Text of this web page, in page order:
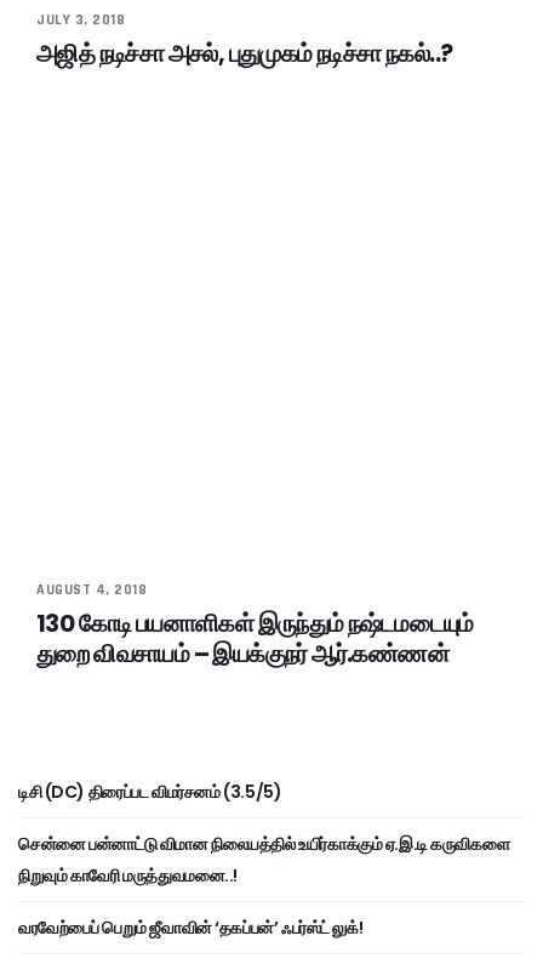
JULY 3, 2018
அஜித் நடிச்சா அசல், புதுமுகம் நடிச்சா நகல்..?
AUGUST 4, 2018
130 கோடி பயனாளிகள் இருந்தும் நஷ்டமடையும்
துறை விவசாயம் – இயக்குநர் ஆர்.கண்ணன்
டிசி (DC) திரைப்பட விமர்சனம் (3.5/5)
சென்னை பன்னாட்டு விமான நிலையத்தில் உயிர்காக்கும் ஏ.இ.டி கருவிகளை
நிறுவும் காவேரி மருத்துவமனை..!
வரவேற்பைப் பெறும் ஜீவாவின் ‘தகப்பன்’ ஃபர்ஸ்ட் லுக்!